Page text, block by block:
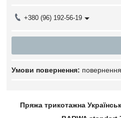
+380 (96) 192-56-19
Пряжа трикотажна